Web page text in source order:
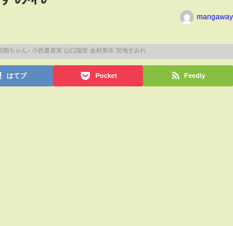
mangaway
はてブ Pocket Feedly